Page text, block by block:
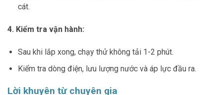
cát.
4. Kiểm tra vận hành:
Sau khi lắp xong, chạy thử không tải 1-2 phút.
Kiểm tra dòng điện, lưu lượng nước và áp lực đầu ra.
Lời khuyên từ chuyên gia